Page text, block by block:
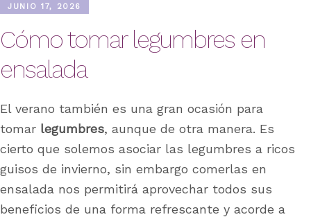
JUNIO 17, 2026
Cómo tomar legumbres en
ensalada
El verano también es una gran ocasión para
tomar legumbres, aunque de otra manera. Es
cierto que solemos asociar las legumbres a ricos
guisos de invierno, sin embargo comerlas en
ensalada nos permitirá aprovechar todos sus
beneficios de una forma refrescante y acorde a